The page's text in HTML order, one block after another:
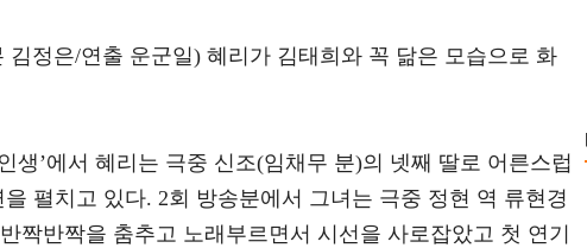
김정은/연출 운군일) 혜리가 김태희와 꼭 닮은 모습으로 화
생’에서 혜리는 극중 신조(임채무 분)의 넷째 딸로 어른스럽
펼치고 있다. 2회 방송분에서 그녀는 극중 정현 역 류현경
짝반짝을 춤추고 노래부르면서 시선을 사로잡았고 첫 연기